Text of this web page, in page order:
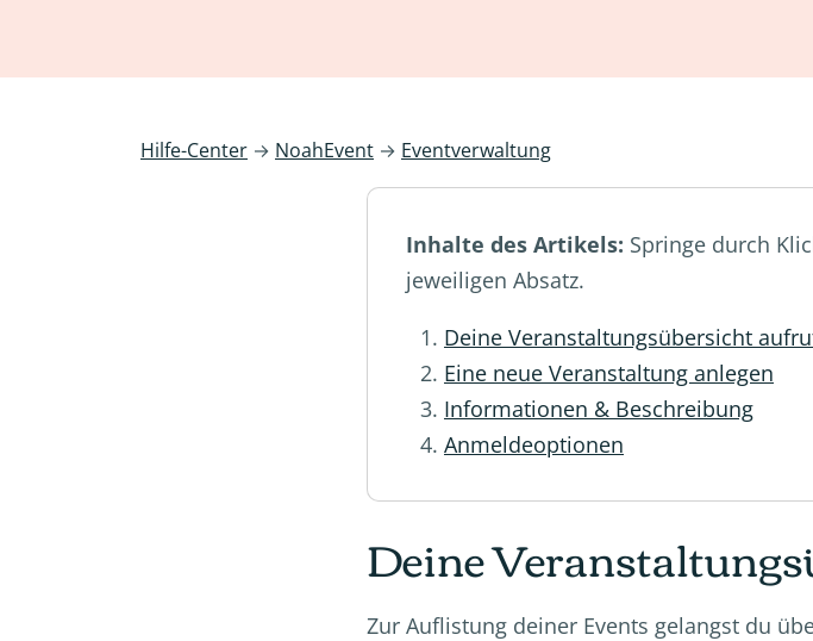
Hilfe-Center → NoahEvent → Eventverwaltung
Inhalte des Artikels: Springe durch
jeweiligen Absatz.
Deine Veranstaltungsübersicht
Eine neue Veranstaltung anlegen
Informationen & Beschreibung
Anmeldeoptionen
Deine
Zur Auflistung deiner Events gelangst du